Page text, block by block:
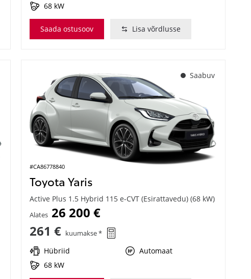
68 kW
Saada ostusoov Lisa võrdlusse
Saabuv
#CA86778840
Toyota Yaris
Active Plus 1.5 Hybrid 115 e-CVT (Esirattavedu) (68 kW)
Alates 26 200 €
261 € kuumakse *
Hübriid
Automaat
68 kW